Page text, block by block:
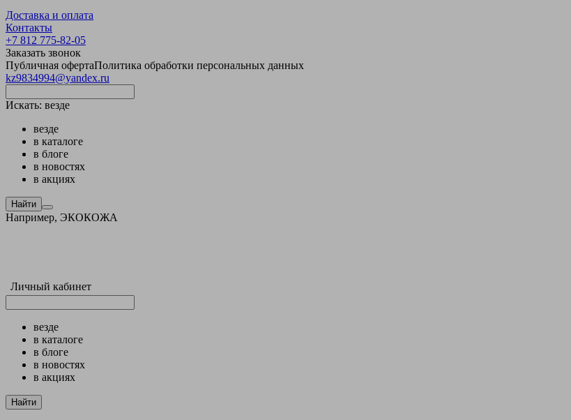
Доставка и оплата
Контакты
+7 812 775-82-05
Заказать звонок
Публичная офертаПолитика обработки персональных данных
kz9834994@yandex.ru
Искать: везде
везде
в каталоге
в блоге
в новостях
в акциях
Найти
Например, ЭКОКОЖА
Личный кабинет
везде
в каталоге
в блоге
в новостях
в акциях
Найти